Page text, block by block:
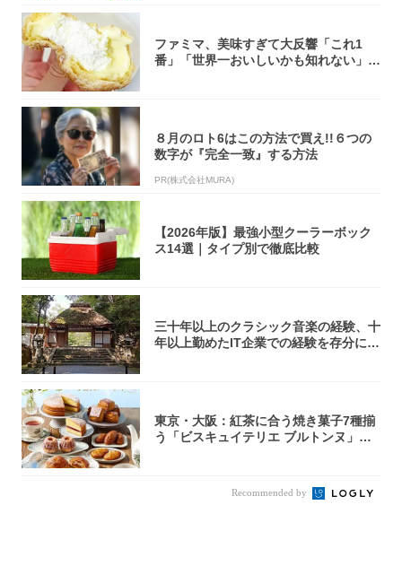
ファミマ、美味すぎて大反響「これ1
番」「世界一おいしいかも知れない」
８月のロト6はこの方法で買え!!６つの
数字が『完全一致』する方法
PR(株式会社MURA)
【2026年版】最強小型クーラーボック
ス14選｜タイプ別で徹底比較
三十年以上のクラシック音楽の経験、十
年以上勤めたIT企業での経験を存分に入
東京・大阪：紅茶に合う焼き菓子7種揃
う「ビスキュイテリエ ブルトンヌ」特
Recommended by